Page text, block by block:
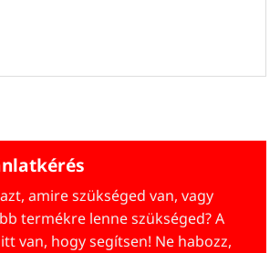
amire szükséged van, vagy
termékre lenne szükséged? A
van, hogy segítsen! Ne habozz,